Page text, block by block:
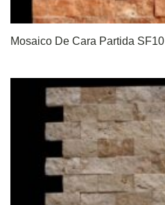
Mosaico De Cara Partida SF10